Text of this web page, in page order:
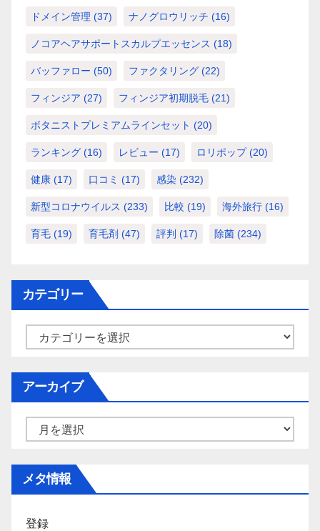
ドメイン管理 (37) ナノグロウリッチ (16)
ノコアヘアサポートスカルプエッセンス (18)
バッファロー (50) ファクタリング (22)
フィンジア (27) フィンジア初期脱毛 (21)
ボタニストプレミアムラインセット (20)
ランキング (16) レビュー (17) ロリポップ(20)
健康 (17) 口コミ (17) 感染 (232)
新型コロナウイルス (233) 比較 (19) 海外旅行 (16)
育毛 (19) 育毛剤 (47) 評判 (17) 除菌 (234)
カテゴリー
ー
アーカイブ
メタ情報
登録